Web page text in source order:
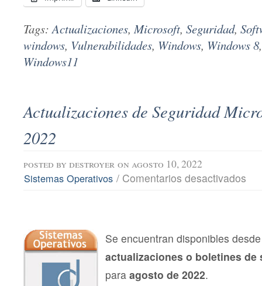
Tags:Actualizaciones,Microsoft, Seguridad,
windows, Vulnerabilidades, Windows, Windows 8
Windows11
Actualizaciones de Seguridad
2022
posted by destroyer on agosto 10, 2022
Sistemas Operativos / Comentarios desactivados
2022
Se encuentran disponibles
actualizaciones o boletines de
para agosto de 2022.